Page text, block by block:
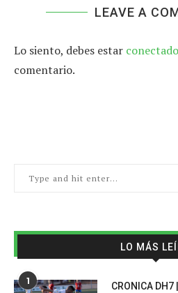
LEAVE A
Lo siento, debes estar conectado
comentario.
LO MÁS
1
CRONICA